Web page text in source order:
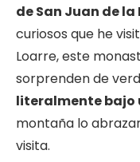
de San Juan de la
curiosos que he
Loarre, este
sorprenden de
literalmente bajo
montaña lo
visita.